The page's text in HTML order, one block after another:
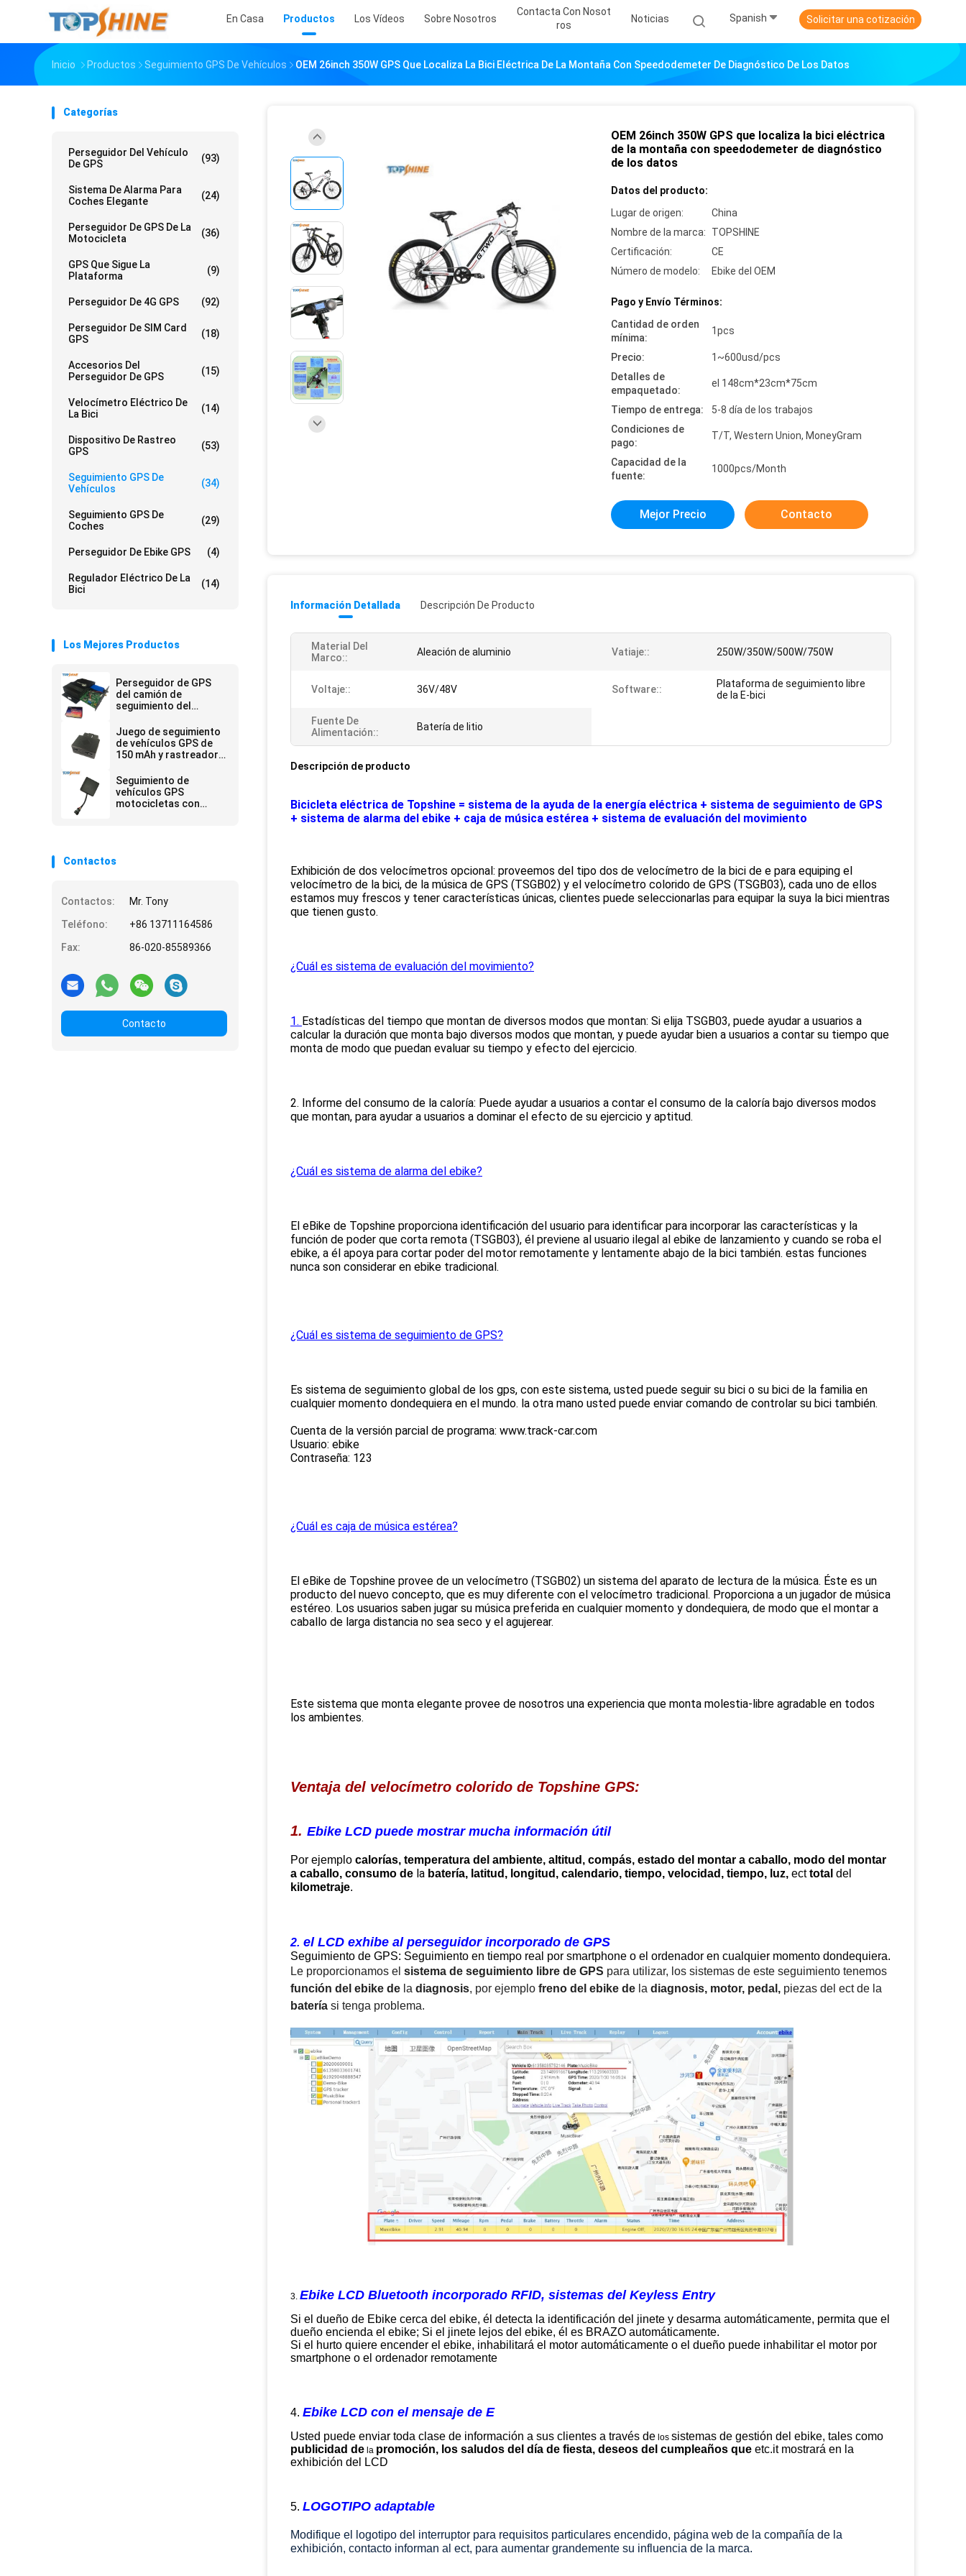
En Casa Productos Los Vídeos Sobre Nosotros
Contacta Con Nosot
Ros
Noticias Spanish Solicitar una cotización
Inicio Productos Seguimiento GPS De Vehículos OEM 26inch 350W GPS Que Localiza La Bici Eléctrica De La Montaña Con Speedodemeter De Diagnóstico De Los Datos
Categorías
Perseguidor Del Vehículo
De GPS
(93)
Sistema De Alarma Para
Coches Elegante
(24)
Perseguidor De GPS De La
Motocicleta
(36)
GPS Que Sigue La
Plataforma
(9)
Perseguidor De 4G GPS (92)
Perseguidor De SIM Card
GPS
(18)
Accesorios Del
Perseguidor De GPS
(15)
Velocímetro Eléctrico De
La Bici
(14)
Dispositivo De Rastreo
GPS
(53)
Seguimiento GPS De
Vehículos
(34)
Seguimiento GPS De
Coches
(29)
Perseguidor De Ebike GPS (4)
Regulador Eléctrico De La
Bici
(14)
Los Mejores Productos
Perseguidor de GPS
del camión de
seguimiento del
las comunicaciones
bidireccionales
Juego de seguimiento
de vehículos GPS de
150 mAh y rastreador
posicionamiento
rápido AGPS
Seguimiento de
vehículos GPS
motocicletas con
Contactos
Contactos:
Mr. Tony
Teléfono:
+86 13711164586
Fax:
86-020-85589366
Contacto
OEM 26inch 350W GPS que localiza la bici eléctrica
de la montaña con speedodemeter de diagnóstico
de los datos
Datos del producto:
Lugar de origen:
China
Nombre de la marca:
TOPSHINE
Certificación:
CE
Número de modelo:
Ebike del OEM
Pago y Envío Términos:
Cantidad de orden
mínima:
1pcs
Precio:
1~600usd/pcs
Detalles de
empaquetado:
el 148cm*23cm*75cm
Tiempo de entrega:
5-8 día de los trabajos
Condiciones de
pago:
T/T, Western Union, MoneyGram
Capacidad de la
fuente:
1000pcs/Month
Mejor Precio Contacto
Información Detallada Descripción De Producto
Material Del
Marco::
Aleación de aluminio Vatiaje:: 250W/350W/500W/750W
Voltaje:: 36V/48V Software::
Plataforma de seguimiento libre
de la E-bici
Fuente De
Alimentación::
Batería de litio
Descripción de producto
Bicicleta eléctrica de Topshine = sistema de la ayuda de la energía eléctrica + sistema de seguimiento de GPS
+ sistema de alarma del ebike + caja de música estérea + sistema de evaluación del movimiento
Exhibición de dos velocímetros opcional: proveemos del tipo dos de velocímetro de la bici de e para equiping el
velocímetro de la bici, de la música de GPS (TSGB02) y el velocímetro colorido de GPS (TSGB03), cada uno de ellos
estamos muy frescos y tener características únicas, clientes puede seleccionarlas para equipar la suya la bici mientras
que tienen gusto.
¿Cuál es sistema de evaluación del movimiento?
1. Estadísticas del tiempo que montan de diversos modos que montan: Si elija TSGB03, puede ayudar a usuarios a
calcular la duración que monta bajo diversos modos que montan, y puede ayudar bien a usuarios a contar su tiempo que
monta de modo que puedan evaluar su tiempo y efecto del ejercicio.
2. Informe del consumo de la caloría: Puede ayudar a usuarios a contar el consumo de la caloría bajo diversos modos
que montan, para ayudar a usuarios a dominar el efecto de su ejercicio y aptitud.
¿Cuál es sistema de alarma del ebike?
El eBike de Topshine proporciona identificación del usuario para identificar para incorporar las características y la
función de poder que corta remota (TSGB03), él previene al usuario ilegal al ebike de lanzamiento y cuando se roba el
ebike, a él apoya para cortar poder del motor remotamente y lentamente abajo de la bici también. estas funciones
nunca son considerar en ebike tradicional.
¿Cuál es sistema de seguimiento de GPS?
Es sistema de seguimiento global de los gps, con este sistema, usted puede seguir su bici o su bici de la familia en
cualquier momento dondequiera en el mundo. la otra mano usted puede enviar comando de controlar su bici también.
Cuenta de la versión parcial de programa: www.track-car.com
Usuario: ebike
Contraseña: 123
¿Cuál es caja de música estérea?
El eBike de Topshine provee de un velocímetro (TSGB02) un sistema del aparato de lectura de la música. Éste es un
producto del nuevo concepto, que es muy diferente con el velocímetro tradicional. Proporciona a un jugador de música
estéreo. Los usuarios saben jugar su música preferida en cualquier momento y dondequiera, de modo que el montar a
caballo de larga distancia no sea seco y el agujerear.
Este sistema que monta elegante provee de nosotros una experiencia que monta molestia-libre agradable en todos
los ambientes.
Ventaja del velocímetro colorido de Topshine GPS:
1. Ebike LCD puede mostrar mucha información útil
Por ejemplo calorías, temperatura del ambiente, altitud, compás, estado del montar a caballo, modo del montar
a caballo, consumo de la batería, latitud, longitud, calendario, tiempo, velocidad, tiempo, luz, ecttotal del
kilometraje.
2. el LCD exhibe al perseguidor incorporado de GPS
Seguimiento de GPS: Seguimiento en tiempo real por smartphone o el ordenador en cualquier momento dondequiera.
Le proporcionamos el sistema de seguimiento libre de GPS para utilizar, los sistemas de este seguimiento tenemos
función del ebike de la diagnosis, por ejemplo freno del ebike de la diagnosis, motor, pedal, piezas del ect de la
batería si tenga problema.
3. Ebike LCD Bluetooth incorporado RFID, sistemas del Keyless Entry
Si el dueño de Ebike cerca del ebike, él detecta la identificación del jinete y desarma automáticamente, permita que el
dueño encienda el ebike; Si el jinete lejos del ebike, él es BRAZO automáticamente.
Si el hurto quiere encender el ebike, inhabilitará el motor automáticamente o el dueño puede inhabilitar el motor por
smartphone o el ordenador remotamente
4. Ebike LCD con el mensaje de E
Usted puede enviar toda clase de información a sus clientes a través de los sistemas de gestión del ebike, tales como
publicidad de la promoción, los saludos del día de fiesta, deseos del cumpleaños que etc.it mostrará en la
exhibición del LCD
5. LOGOTIPO adaptable
Modifique el logotipo del interruptor para requisitos particulares encendido, página web de la compañía de la
exhibición, contacto informan al ect, para aumentar grandemente su influencia de la marca.